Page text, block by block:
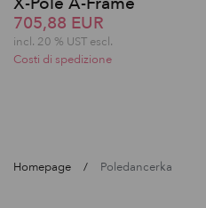
705,88 EUR
incl. 20 % UST escl.
Costi di spedizione
Homepage Poledancerka